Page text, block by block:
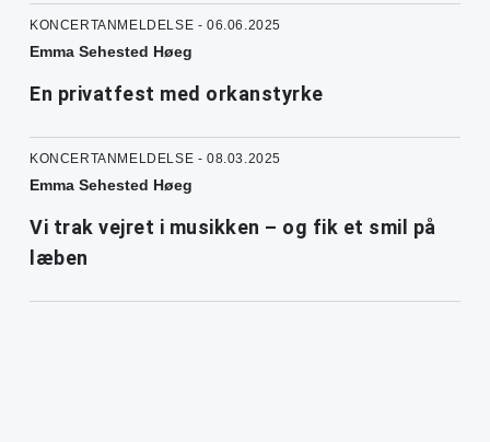
KONCERTANMELDELSE - 06.06.2025
Emma Sehested Høeg
En privatfest med orkanstyrke
KONCERTANMELDELSE - 08.03.2025
Emma Sehested Høeg
Vi trak vejret i musikken – og fik et smil på
læben